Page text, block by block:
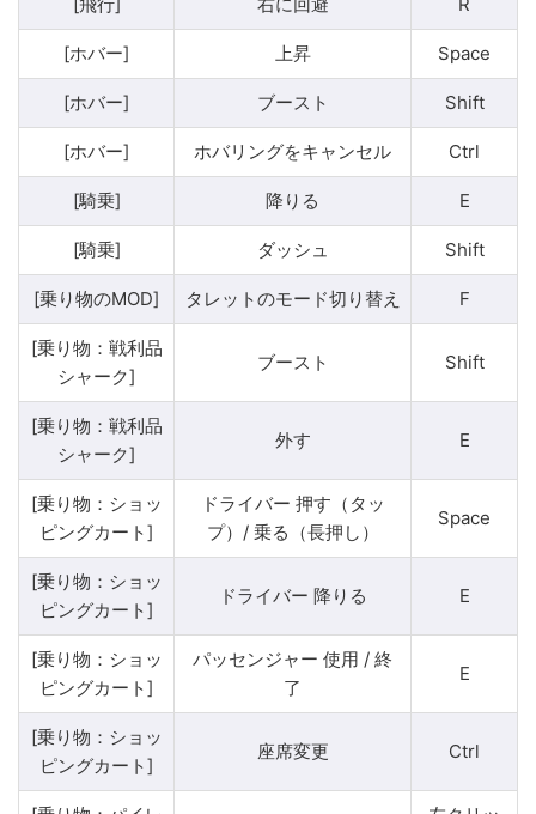
[ホバー] 上昇 Space
[ホバー] ブースト Shift
[ホバー] ホバリングをキャンセル Ctrl
[騎乗] 降りる E
[騎乗] ダッシュ Shift
[乗り物のMOD] タレットのモード切り替え F
[乗り物：戦利品
シャーク]
ブースト Shift
[乗り物：戦利品
シャーク]
外す E
[乗り物：ショッ
ピングカート]
ドライバー 押す（タッ
プ）/ 乗る（長押し）
Space
[乗り物：ショッ
ピングカート]
ドライバー 降りる E
[乗り物：ショッ
ピングカート]
パッセンジャー 使用 / 終
了
E
[乗り物：ショッ
ピングカート]
座席変更 Ctrl